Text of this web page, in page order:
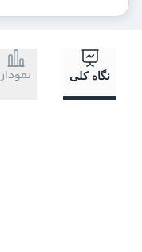
نگاه کلی نمودار